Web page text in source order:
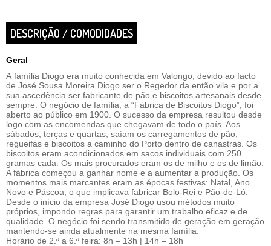
DESCRIÇÃO / COMODIDADES
Geral
A família Diogo era muito conhecida em Valongo, devido ao facto
de José Sousa Moreira Diogo ser o Regedor da então vila e por a
sua ascedência ser fabricante de pão e biscoitos artesanais desde
sempre. O negócio de família, a “Fábrica de Biscoitos Diogo”, foi
aberto ao público em 1900. O sucesso da empresa resultou desde
logo com as encomendas que chegavam de todo o país. Aos
sábados, terças e quartas, saíam os carregamentos de pão,
regueifas e biscoitos a caminho do Porto dentro de canastras. Os
biscoitos eram acondicionados em sacos individuais com 250
gramas cada. Os mais procurados eram os de milho e os de limão.
A fábrica começou a ganhar nome e a aumentar a produção. Os
momentos mais marcantes eram as épocas festivas: Natal, Ano
Novo e Páscoa, o que implicava fabricar Bolo-Rei e Pão-de-Ló.
Desde o início da empresa José Diogo usou métodos muito
próprios, impondo regras para garantir um trabalho eficaz e de
qualidade. O negócio foi sendo transmitido de geração em geração
mantendo-se ainda atualmente na mesma família.
Horário de 2.ª a 6.ª feira: 8h – 13h | 14h – 18h